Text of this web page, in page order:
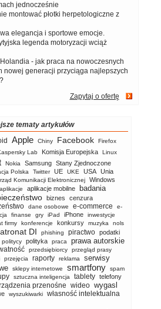
jednocześnie
montować płotki herpetologiczne z
elegancja i sportowe emocje.
legenda motoryzacji wciąż
- jak praca na nowoczesnych
nowej generacji przyciąga najlepszych
Zapytaj o ofertę
tematy artykułów
Apple Chiny Facebook Firefox
Lab Komisja Europejska Linux
Nokia Samsung Stany Zjednoczone
Polska Twitter UE UKE USA
Unia
Komunikacji Elektronicznej Windows
aplikacje aplikacje mobilne badania
biznes cenzura
dane osobowe e-commerce
e-
finanse gry iPad iPhone inwestycje
firmy konferencje konkursy muzyka nols
DI phishing piractwo podatki
politycy polityka praca prawa autorskie
przedsiębiorcy
przegląd prasy
przejęcia raporty reklama
serwisy
sklepy internetowe smartfony
spam
sztuczna inteligencja tablety telefony
przenośne wideo wygasl
wyszukiwarki własność intelektualna